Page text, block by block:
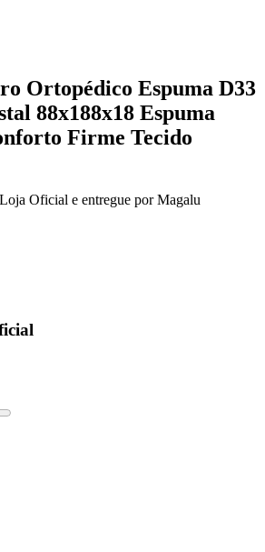
Ortopédico Espuma D33
88x188x18 Espuma
Firme Tecido
Oficial e entregue por Magalu